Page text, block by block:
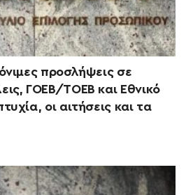
προσλήψεις σε
ΓΟΕΒ/ΤΟΕΒ και Εθνικό
οι αιτήσεις και τα